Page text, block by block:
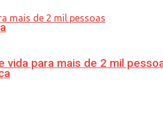
vida para mais de 2 mil